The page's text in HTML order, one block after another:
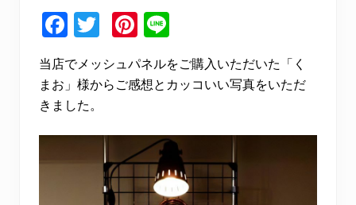
F
c
e
T
it
te
Pi
te
re
e
当店でメッシュパネルをご購入いただいた「く
まお」様からご感想とカッコいい写真をいただ
きました。